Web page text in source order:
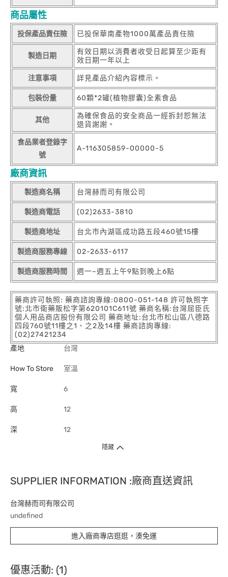
商品屬性
投保產品責任險 已投保華南產物1000萬產品責任險
製造日期
有效日期以消費者收受日起算至少距有
效日期一年以上
注意事項 詳見產品介紹內容標示。
包裝份量 60顆*2罐(植物膠囊)全素食品
其他
為確保食品的安全商品一經拆封恕無法
退貨謝謝。
食品業者登錄字
號
A-116305859-00000-5
廠商資訊
製造商名稱 台灣赫而司有限公司
製造商電話 (02)2633-3810
製造商地址 台北市內湖區成功路五段460號15樓
製造商服務專線 02-2633-6117
製造商服務時間 週一~週五上午9點到晚上6點
藥商許可執照: 藥商諮詢專線:0800-051-148 許可執照字
號:北市衛藥販松字第620101C611號 藥商名稱:台灣屈臣氏
個人用品商店股份有限公司 藥商地址:台北市松山區八德路
四段760號11樓之1、之2及14樓 藥商諮詢專線:
(02)27421234
產地
台灣
How To Store 室溫
寬 6
高 12
深 12
隱藏
SUPPLIER INFORMATION :廠商直送資訊
台灣赫而司有限公司
undefined
進入廠商專店逛逛，湊免運
優惠活動: (1)